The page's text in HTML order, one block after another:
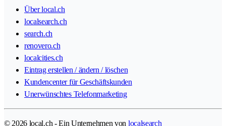
Über local.ch
localsearch.ch
search.ch
renovero.ch
localcities.ch
Eintrag erstellen / ändern / löschen
Kundencenter für Geschäftskunden
Unerwünschtes Telefonmarketing
© 2026 local.ch - Ein Unternehmen von localsearch